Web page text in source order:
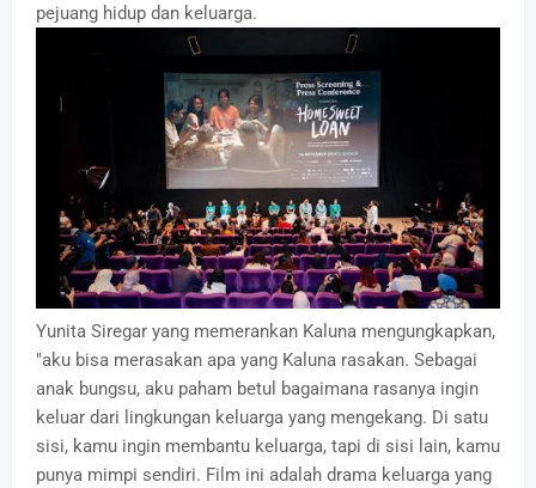
pejuang hidup dan keluarga.
Yunita Siregar yang memerankan Kaluna mengungkapkan,
"aku bisa merasakan apa yang Kaluna rasakan. Sebagai
anak bungsu, aku paham betul bagaimana rasanya ingin
keluar dari lingkungan keluarga yang mengekang. Di satu
sisi, kamu ingin membantu keluarga, tapi di sisi lain, kamu
punya mimpi sendiri. Film ini adalah drama keluarga yang